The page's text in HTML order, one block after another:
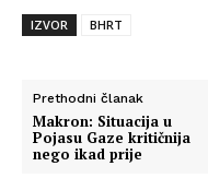
IZVOR BHRT
Prethodni članak
Makron: Situacija u
Pojasu Gaze kritičnija
nego ikad prije